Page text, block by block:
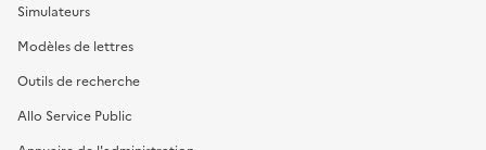
Simulateurs
Modèles de lettres
Outils de recherche
Allo Service Public